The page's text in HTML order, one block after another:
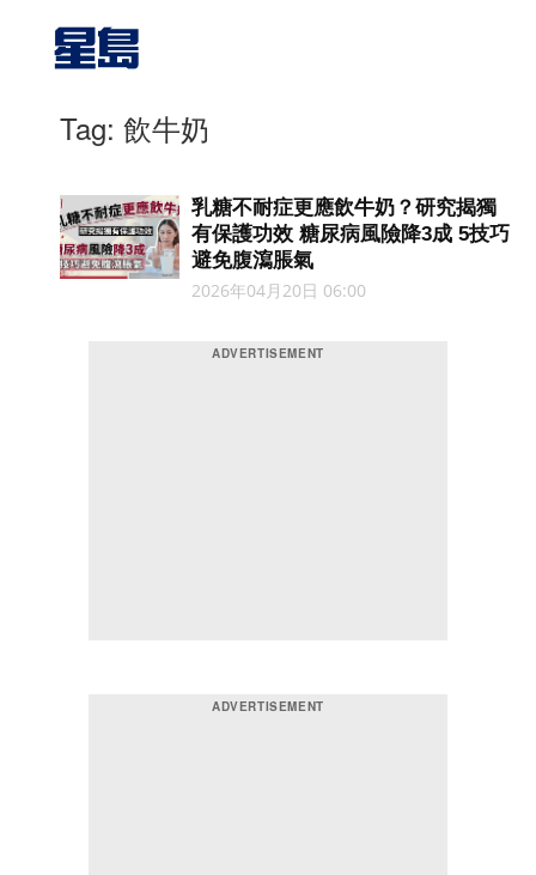
Tag: 飲牛奶
乳糖不耐症更應飲牛奶？研究揭獨
有保護功效 糖尿病風險降3成 5技巧
避免腹瀉脹氣
2026年04月20日 06:00